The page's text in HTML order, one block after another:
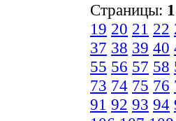
Страницы: 1
19 20 21 22
37 38 39 40
55 56 57 58
73 74 75 76
91 92 93 94